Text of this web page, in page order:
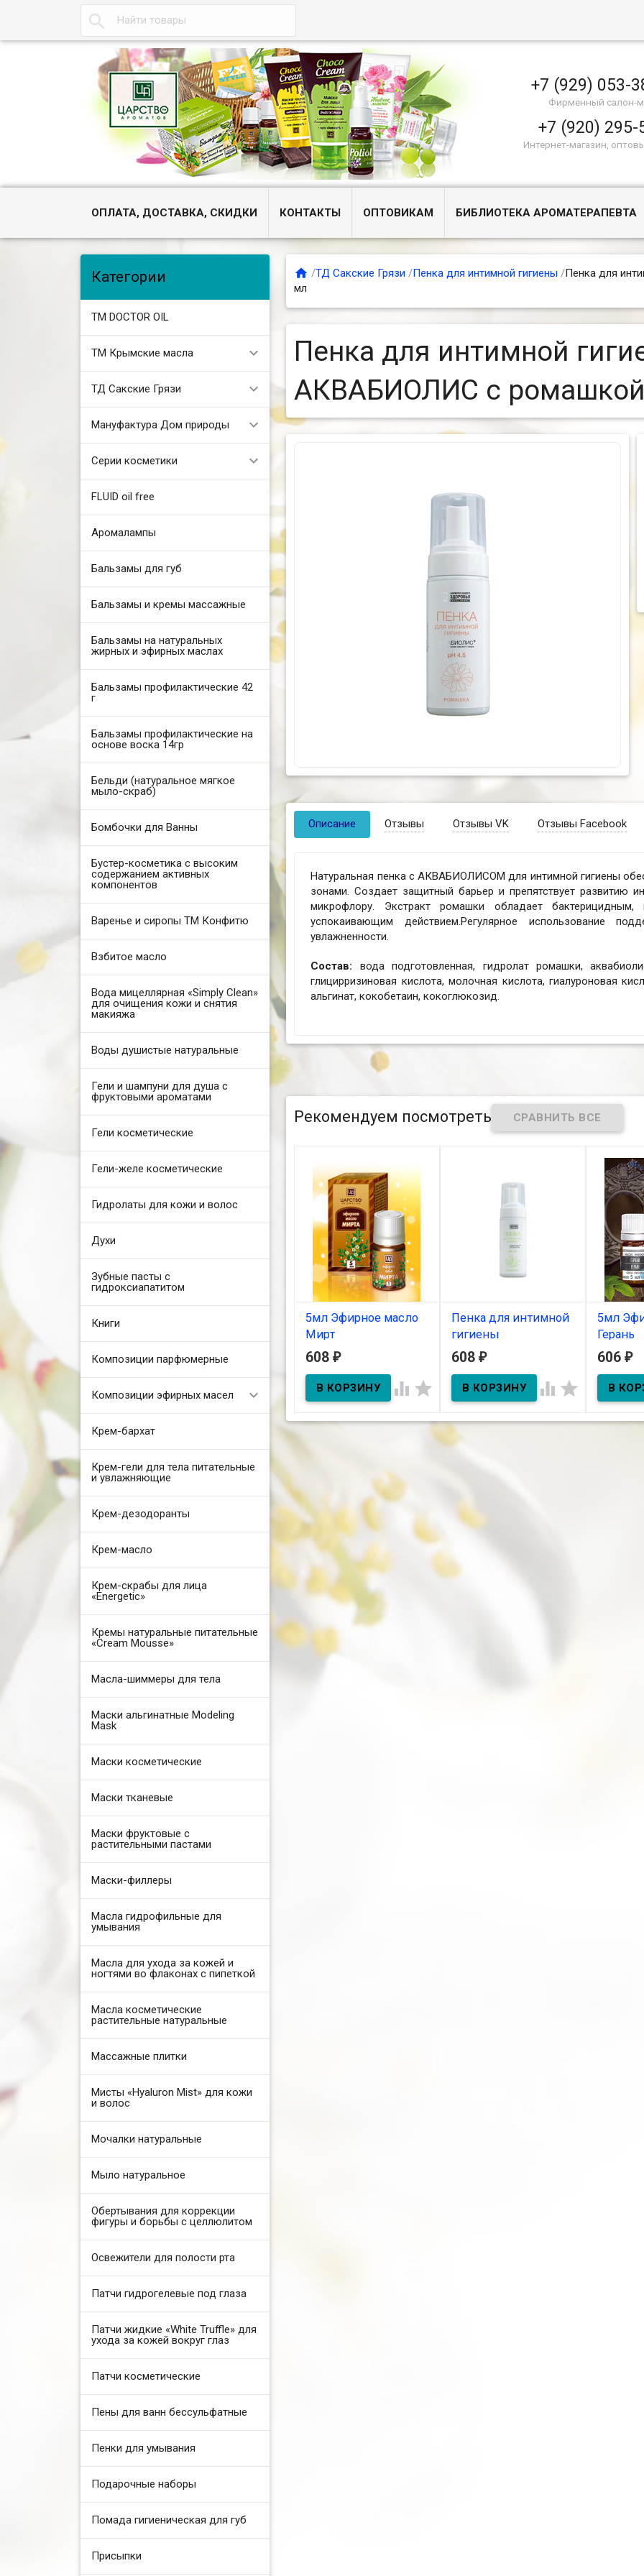

+7 (929) 053-
Фирменный салон-
+7 (920) 295-
Интернет-магазин,
ОПЛАТА, ДОСТАВКА, СКИДКИ КОНТАКТЫ ОПТОВИКАМ БИБЛИОТЕКА АРОМАТЕРАПЕВТА
Категории
ТМ DOCTOR OIL
ТМ Крымские масла
ТД Сакские Грязи
Мануфактура Дом природы
Серии косметики
FLUID oil free
Аромалампы
Бальзамы для губ
Бальзамы и кремы массажные
Бальзамы на натуральных
жирных и эфирных маслах
Бальзамы профилактические 42
г
Бальзамы профилактические на
основе воска 14гр
Бельди (натуральное мягкое
мыло-скраб)
Бомбочки для Ванны
Бустер-косметика с высоким
содержанием активных
компонентов
Варенье и сиропы ТМ Конфитю
Взбитое масло
Вода мицеллярная «Simply Clean»
для очищения кожи и снятия
макияжа
Воды душистые натуральные
Гели и шампуни для душа с
фруктовыми ароматами
Гели косметические
Гели-желе косметические
Гидролаты для кожи и волос
Духи
Зубные пасты с
гидроксиапатитом
Книги
Композиции парфюмерные
Композиции эфирных масел
Крем-бархат
Крем-гели для тела питательные
и увлажняющие
Крем-дезодоранты
Крем-масло
Крем-скрабы для лица
«Energetic»
Кремы натуральные питательные
«Cream Mousse»
Масла-шиммеры для тела
Маски альгинатные Modeling
Mask
Маски косметические
Маски тканевые
Маски фруктовые с
растительными пастами
Маски-филлеры
Масла гидрофильные для
умывания
Масла для ухода за кожей и
ногтями во флаконах с пипеткой
Масла косметические
растительные натуральные
Массажные плитки
Мисты «Hyaluron Mist» для кожи
и волос
Мочалки натуральные
Мыло натуральное
Обертывания для коррекции
фигуры и борьбы с целлюлитом
Освежители для полости рта
Патчи гидрогелевые под глаза
Патчи жидкие «White Truffle» для
ухода за кожей вокруг глаз
Патчи косметические
Пены для ванн бессульфатные
Пенки для умывания
Подарочные наборы
Помада гигиеническая для губ
Присыпки
 /ТД Сакские Грязи /Пенка для интимной гигиены /Пенка для
мл
Пенка для интимной
АКВАБИОЛИС с
Описание Отзывы Отзывы VK Отзывы Facebook
Натуральная пенка с АКВАБИОЛИСОМ для интимной гигиены
зонами. Создает защитный барьер и препятствует развитию
микрофлору. Экстракт ромашки обладает бактерицидным,
успокаивающим действием.Регулярное использование
увлажненности.
Состав: вода подготовленная, гидролат ромашки,
глицирризиновая кислота, молочная кислота, гиалуроновая
альгинат, кокобетаин, кокоглюкозид.
Рекомендуем посмотреть
5мл Эфирное масло
Мирт
В наличии
5мл Эфирное масло Мирт
608 ₽
 
Пенка для интимной
гигиены
АКВАБИОЛИС с алоэ
608 ₽
 
5мл
Герань
В
5мл
606 ₽